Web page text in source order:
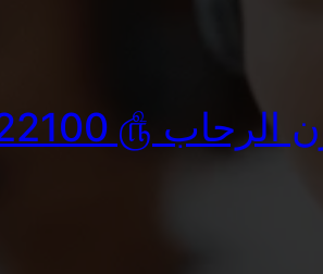
௹ 01096922100